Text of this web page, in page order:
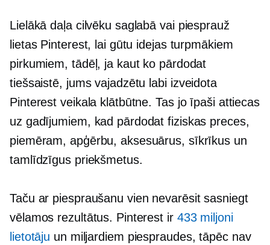
Lielākā daļa cilvēku saglabā vai piesprauž
lietas Pinterest, lai gūtu idejas turpmākiem
pirkumiem, tādēļ, ja kaut ko pārdodat
tiešsaistē, jums vajadzētu labi izveidota
Pinterest veikala klātbūtne. Tas jo īpaši attiecas
uz gadījumiem, kad pārdodat fiziskas preces,
piemēram, apģērbu, aksesuārus, sīkrīkus un
tamlīdzīgus priekšmetus.
Taču ar piespraušanu vien nevarēsit sasniegt
vēlamos rezultātus. Pinterest ir 433 miljoni
lietotāju un miljardiem piespraudes, tāpēc nav